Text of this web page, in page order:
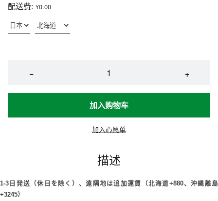
配送费: ¥0.00
− +
加入购物车
加入心愿单
描述
1-3日発送（休日を除く ）、遠隔地は追加運賃（北海道+880、沖縄離島
+3245）